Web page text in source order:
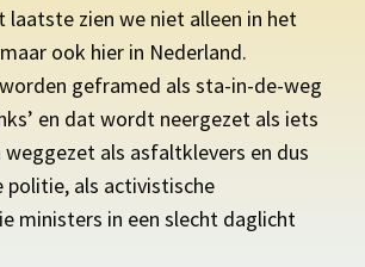
laatste zien we niet alleen in het
ook hier in Nederland.
geframed als sta-in-de-weg
en dat wordt neergezet als iets
als asfaltklevers en dus
politie, als activistische
ministers in een slecht daglicht